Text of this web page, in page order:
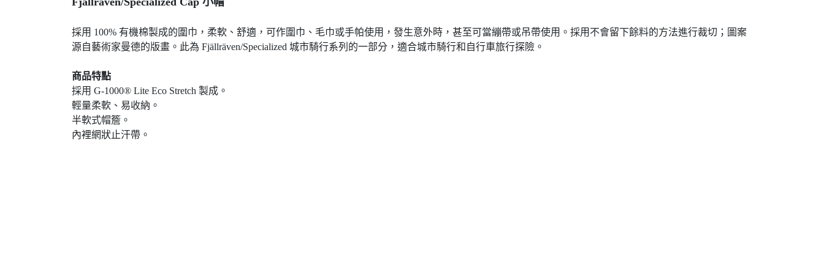
採用 100% 有機棉製成的圍巾，柔軟、舒適，可作圍巾、毛巾或手帕使用，發生意外時，甚至可當繃帶或吊帶使用。採用不會留下餘料的方法進行裁切；圖案
源自藝術家曼德的版畫。此為 Fjällräven/Specialized 城市騎行系列的一部分，適合城市騎行和自行車旅行探險。
商品特點
採用 G-1000® Lite Eco Stretch 製成。
輕量柔軟、易收納。
半軟式帽簷。
內裡網狀止汗帶。